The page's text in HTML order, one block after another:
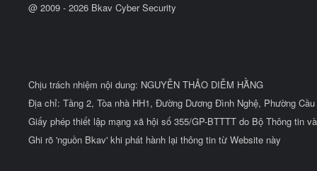
@ 2009 - 2026 Bkav Cyber Security
Chịu trách nhiệm nội dung: NGUYỄN THẢO DIỄM HẰNG
Địa chỉ: Tầng 2, Tòa nhà HH1, Đường Dương Đình Nghệ, Phường
Giấy phép thiết lập mạng xã hội số 355/GP-BTTTT do Bộ Thông tin
Ghi rõ 'nguồn Bkav' khi phát hành lại thông tin từ Website này